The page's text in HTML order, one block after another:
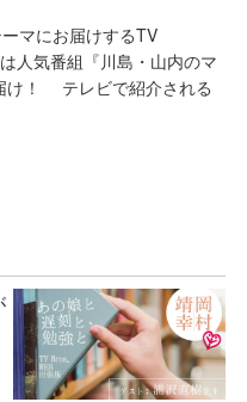
マにお届けするTV
人気番組『川島・山内のマ
け！ テレビで紹介される